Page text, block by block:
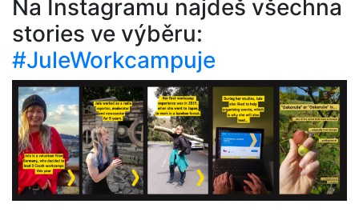
Na Instagramu najdeš všechna
stories ve výběru:
#JuleWorkcampuje